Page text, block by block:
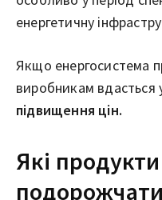
енергетичну
Якщо енергосистема
виробникам вдасться
підвищення цін.
Які